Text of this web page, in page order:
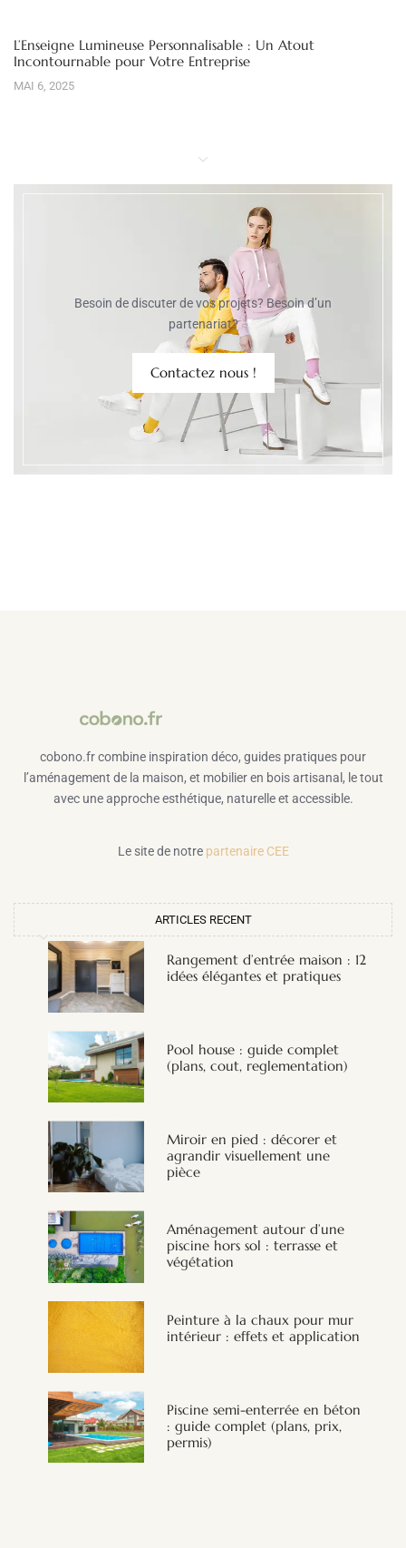
L’Enseigne Lumineuse Personnalisable : Un Atout
Incontournable pour Votre Entreprise
MAI 6, 2025
Besoin de discuter de vos projets? Besoin d’un
partenariat?
Contactez nous !
cobono.fr combine inspiration déco, guides pratiques pour
l’aménagement de la maison, et mobilier en bois artisanal, le tout
avec une approche esthétique, naturelle et accessible.
Le site de notre partenaire CEE
ARTICLES RECENT
Rangement d’entrée maison : 12
idées élégantes et pratiques
Pool house : guide complet
(plans, cout, reglementation)
Miroir en pied : décorer et
agrandir visuellement une
pièce
Aménagement autour d’une
piscine hors sol : terrasse et
végétation
Peinture à la chaux pour mur
intérieur : effets et application
Piscine semi-enterrée en béton
: guide complet (plans, prix,
permis)